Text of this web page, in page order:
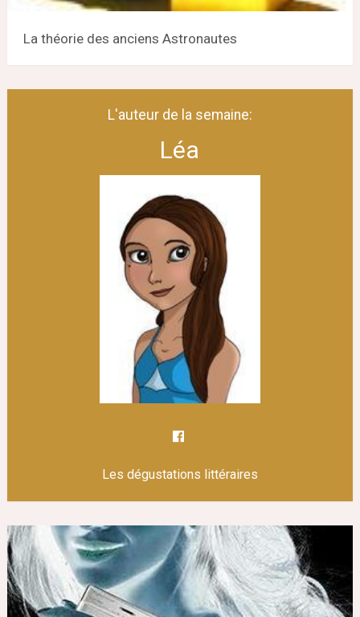
La théorie des anciens Astronautes
L'auteur de la semaine:
Léa
Les dégustations littéraires